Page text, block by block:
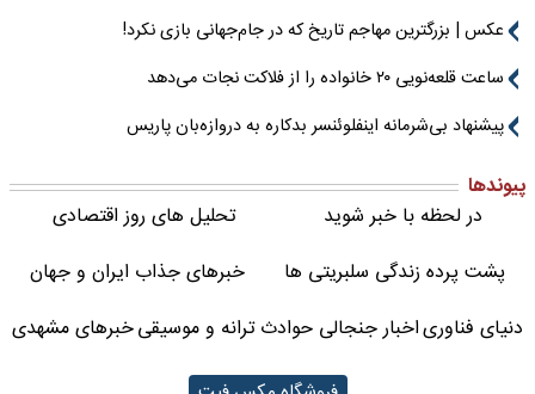
عکس | بزرگترین مهاجم تاریخ که در جام‌جهانی بازی نکرد!
ساعت قلعه‌نویی ۲۰ خانواده را از فلاکت نجات می‌دهد
پیشنهاد بی‌شرمانه اینفلوئنسر بدکاره به دروازه‌بان پاریس
پیوندها
در لحظه با خبر شوید
تحلیل های روز اقتصادی
پشت پرده زندگی سلبریتی ها
خبرهای جذاب ایران و جهان
دنیای فناوریاخبار جنجالی حوادثترانه و موسیقیخبرهای مشهدی